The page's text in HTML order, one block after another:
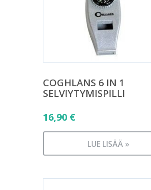
COGHLANS 6 IN 1
SELVIYTYMISPILLI
16,90 €
LUE LISÄÄ »